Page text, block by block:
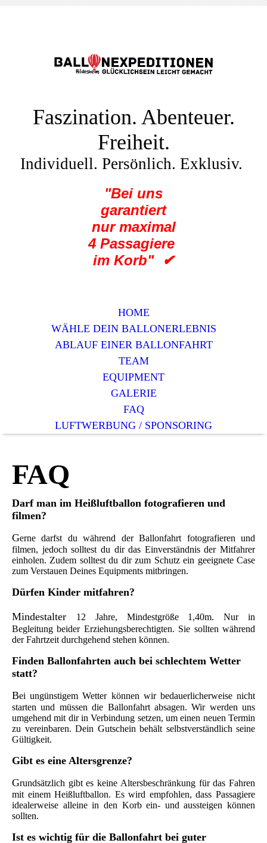
Faszination. Abenteuer.
Freiheit.
Individuell. Persönlich. Exklusiv.
"Bei uns
garantiert
nur maximal
4 Passagiere
im Korb" ✔︎
HOME
WÄHLE DEIN BALLONERLEBNIS
ABLAUF EINER BALLONFAHRT
TEAM
EQUIPMENT
GALERIE
FAQ
LUFTWERBUNG / SPONSORING
FAQ
Darf man im Heißluftballon fotografieren und
filmen?
Gerne darfst du während der Ballonfahrt fotografieren und
filmen, jedoch solltest du dir das Einverständnis der Mitfahrer
einholen. Zudem solltest du dir zum Schutz ein geeignete Case
zum Verstauen Deines Equipments mitbringen.
Dürfen Kinder mitfahren?
Mindestalter
12 Jahre, Mindestgröße 1,40m. Nur in
Begleitung beider Erziehungsberechtigten. Sie sollten während
der Fahrtzeit durchgehend stehen können.
Finden Ballonfahrten auch bei schlechtem Wetter
statt?
Bei ungünstigem Wetter können wir bedauerlicherweise nicht
starten und müssen die Ballonfahrt absagen. Wir werden uns
umgehend mit dir in Verbindung setzen, um einen neuen Termin
zu vereinbaren. Dein Gutschein behält selbstverständlich seine
Gültigkeit.
Gibt es eine Altersgrenze?
Grundsätzlich gibt es keine Altersbeschränkung für das Fahren
mit einem Heißluftballon. Es wird empfohlen, dass Passagiere
idealerweise alleine in den Korb ein- und aussteigen können
sollten.
Ist es wichtig für die Ballonfahrt bei guter